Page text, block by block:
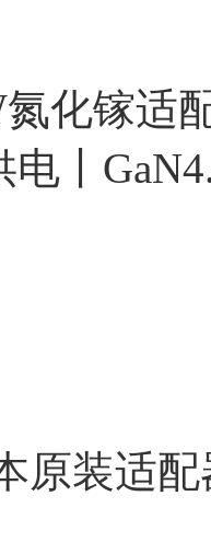
化镓适
电丨
原装适配